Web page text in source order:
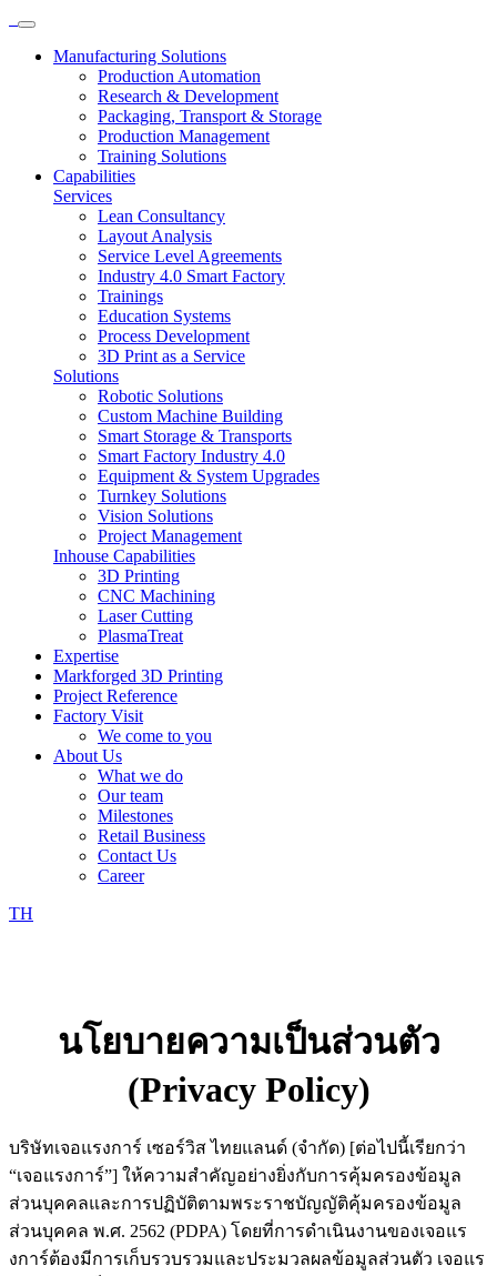
Manufacturing Solutions
Production Automation
Research & Development
Packaging, Transport & Storage
Production Management
Training Solutions
Capabilities
Services
Lean Consultancy
Layout Analysis
Service Level Agreements
Industry 4.0 Smart Factory
Trainings
Education Systems
Process Development
3D Print as a Service
Solutions
Robotic Solutions
Custom Machine Building
Smart Storage & Transports
Smart Factory Industry 4.0
Equipment & System Upgrades
Turnkey Solutions
Vision Solutions
Project Management
Inhouse Capabilities
3D Printing
CNC Machining
Laser Cutting
PlasmaTreat
Expertise
Markforged 3D Printing
Project Reference
Factory Visit
We come to you
About Us
What we do
Our team
Milestones
Retail Business
Contact Us
Career
TH
นโยบายความเป็นส่วนตัว
(Privacy Policy)
บริษัทเจอแรงการ์ เซอร์วิส ไทยแลนด์ (จำกัด) [ต่อไปนี้เรียกว่า
“เจอแรงการ์”] ให้ความสำคัญอย่างยิ่งกับการคุ้มครองข้อมูล
ส่วนบุคคลและการปฏิบัติตามพระราชบัญญัติคุ้มครองข้อมูล
ส่วนบุคคล พ.ศ. 2562 (PDPA) โดยที่การดำเนินงานของเจอแร
งการ์ต้องมีการเก็บรวบรวมและประมวลผลข้อมูลส่วนตัว เจอแร